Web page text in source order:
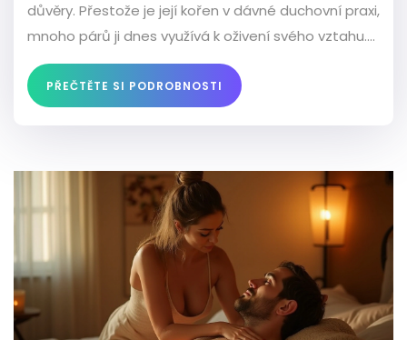
důvěry. Přestože je její kořen v dávné duchovní praxi,
mnoho párů ji dnes využívá k oživení svého vztahu.
Důležité je přistupovat k masáži s otevřenou myslí a
respektem vůči partnerovi.
PŘEČTĚTE SI PODROBNOSTI